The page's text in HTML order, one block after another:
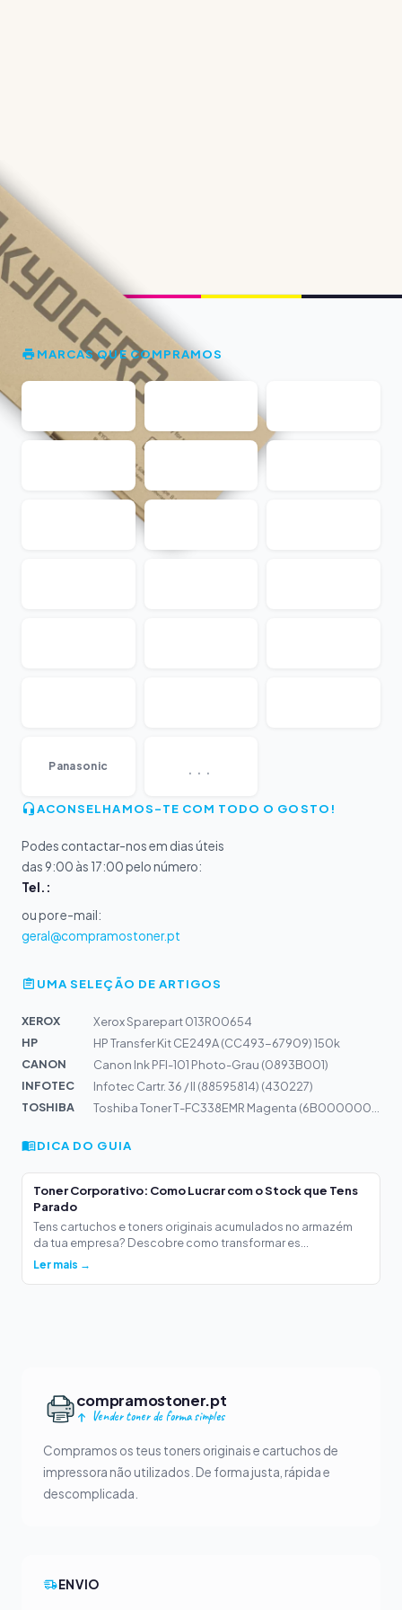
MARCAS QUE COMPRAMOS
Panasonic ...
ACONSELHAMOS-TE COM TODO O GOSTO!
Podes contactar-nos em dias úteis
das 9:00 às 17:00 pelo número:
Tel.:
ou por e-mail:
geral@compramostoner.pt
UMA SELEÇÃO DE ARTIGOS
XEROX
Xerox Sparepart 013R00654
HP
HP Transfer Kit CE249A (CC493-67909) 150k
CANON
Canon Ink PFI-101 Photo-Grau (0893B001)
INFOTEC
Infotec Cartr. 36 / II (88595814) (430227)
TOSHIBA
DICA DO GUIA
Toner Corporativo: Como Lucrar com o Stock que Tens
Parado
Tens cartuchos e toners originais acumulados no armazém
da tua empresa? Descobre como transformar es...
Ler mais →
compramostoner.pt
Vender toner de forma simples
Compramos os teus toners originais e cartuchos de
impressora não utilizados. De forma justa, rápida e
descomplicada.
ENVIO